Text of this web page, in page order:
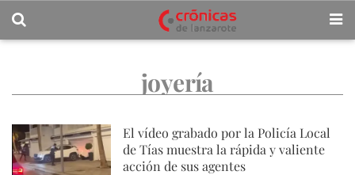
joyería
El vídeo grabado por la Policía Local
de Tías muestra la rápida y valiente
acción de sus agentes